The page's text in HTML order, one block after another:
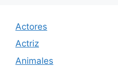
Actores
Actriz
Animales